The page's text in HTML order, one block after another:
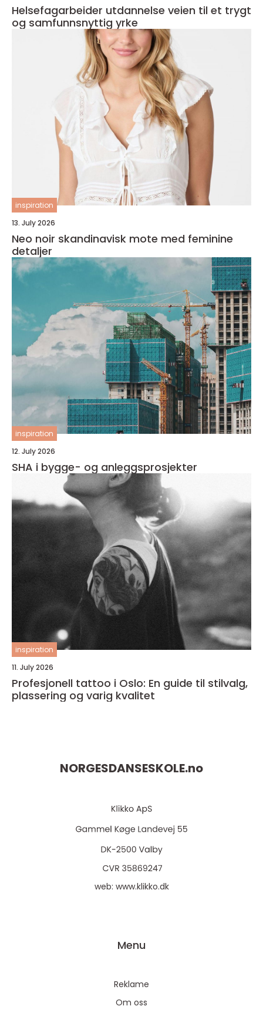
Helsefagarbeider utdannelse veien til et trygt
og samfunnsnyttig yrke
inspiration
13. July 2026
Neo noir skandinavisk mote med feminine
detaljer
inspiration
12. July 2026
SHA i bygge- og anleggsprosjekter
inspiration
11. July 2026
Profesjonell tattoo i Oslo: En guide til stilvalg,
plassering og varig kvalitet
NORGESDANSESKOLE.no
web: www.klikko.dk
Menu
Reklame
Om oss